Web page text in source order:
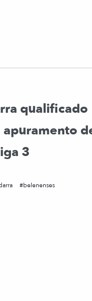
qualificado
apuramento
3
belenenses